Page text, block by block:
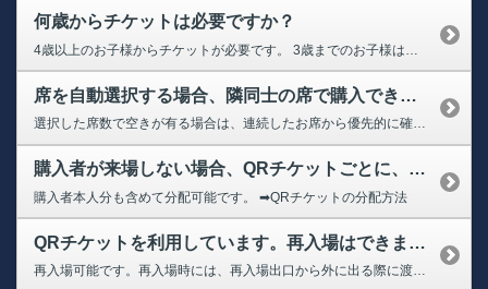
何歳からチケットは必要ですか？
4歳以上のお子様からチケットが必要です。 3歳までのお子様は成人同伴者の膝上で観戦の場合、チケットは不要ですが、お席が必要な場合は、チケット購入が必要となります。
席を自動選択する場合、隣同士の席で購入できますか？
選択した席数で空きが有る場合は、連続したお席から優先的に確保いたしますが、残席が少ない場合は離れ離れの席になる可能性がございます。 連席で用意できない場合は、必ず購入の画面にて離れたお席しか用意できない旨の案内が表示されますので購入の際はご確認ください。
購入者が来場しない場合、QRチケットごとに、家族・友人に譲ることはできますか？
購入者本人分も含めて分配可能です。 ➡QRチケットの分配方法
QRチケットを利用しています。再入場はできますか？
再入場可能です。再入場時には、再入場出口から外に出る際に渡される再入場券が必要です。 再入場専用出入口にて必ず再入場券をお受け取り下さい。 ※1・3・5ゲートは退場のみ可能 ※試合終了までは再入場いただけます。 ※ホームランテラスのお客様はリストバンドのご提示にて再入場可能です。 再入場は2・4・6・8ゲートのいずれかより行っていただけます。 なお、再入場時も安全確認のため、手荷...